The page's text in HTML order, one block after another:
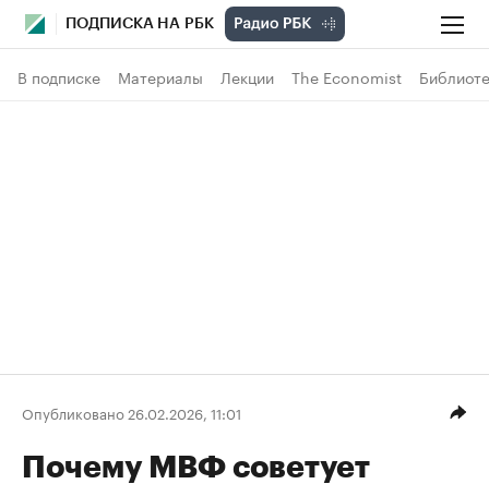
ПОДПИСКА НА РБК
В подписке Материалы Лекции The Economist
Опубликовано 26.02.2026, 11:01
Почему МВФ советует